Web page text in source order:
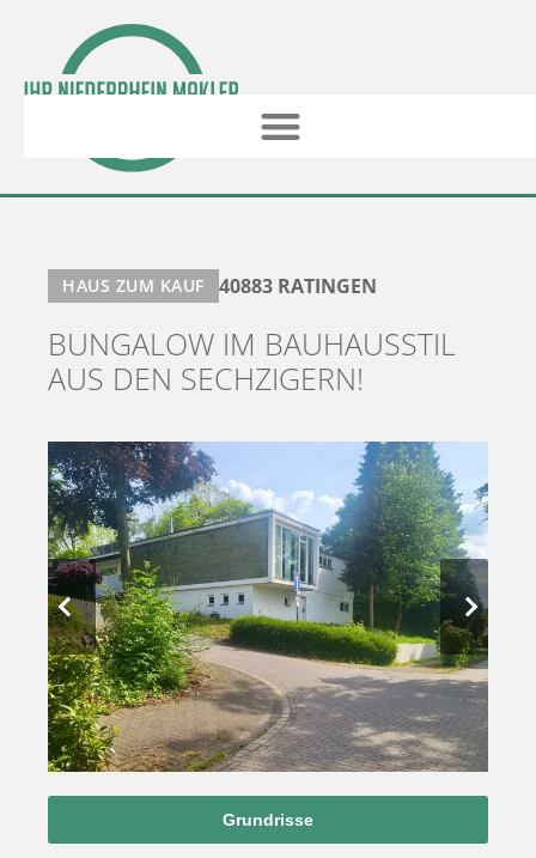
HAUS ZUM KAUF 40883 RATINGEN
BUNGALOW IM BAUHAUSSTIL
AUS DEN SECHZIGERN!
Grundrisse